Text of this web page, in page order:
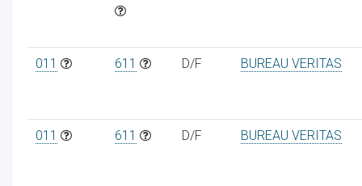
011 611 D/F BUREAU VERITAS
011 611 D/F BUREAU VERITAS